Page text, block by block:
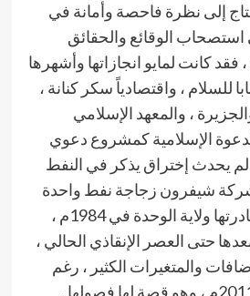
إلى نظرة فاحصة وأمانة في
استصحاب الوقائع والحقائق
فقد كانت لمايو انجازاتها وأشهرها
للسلام ، واقتصادياً سكر كنانة ،
، والمعهد الإسلامي
الإسلامية كمشروع دعوي
لم يحدث إختراق يذكر في النفط
شركة شيفرون زجاجة نفط واحدة
لم تضف إليها حتى مغادرتها ولاية الوحدة في 1984م ،
حتى العصر الإنقاذي الحالي ،
والمتغيرات الكثير ، رغم